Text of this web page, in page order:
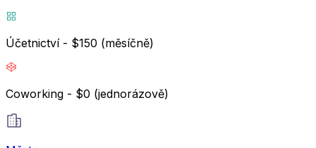
Účetnictví - $150 (měsíčně)
Coworking - $0 (jednorázově)